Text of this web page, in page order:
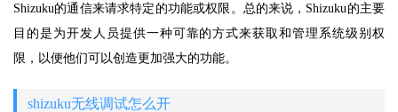
Shizuku的通信来请求特定的功能或权限。总的来说，Shizuku的主要
目的是为开发人员提供一种可靠的方式来获取和管理系统级别权
限，以便他们可以创造更加强大的功能。
shizuku无线调试怎么开